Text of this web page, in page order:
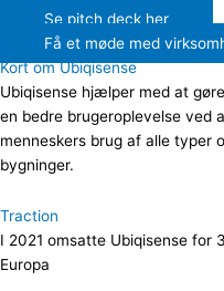
Se pitch deck her
Få et møde med
Kort om Ubiqisense
Ubiqisense hjælper med at
en bedre brugeroplevelse ved
menneskers brug af alle typer
bygninger.
Traction
I 2021 omsatte Ubiqisense for
Europa